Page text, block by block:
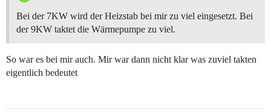
Bei der 7KW wird der Heizstab bei mir zu viel eingesetzt. Bei
der 9KW taktet die Wärmepumpe zu viel.
So war es bei mir auch. Mir war dann nicht klar was zuviel takten
eigentlich bedeutet